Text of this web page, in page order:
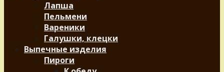
Лапша
Пельмени
Вареники
Галушки, клецки
Выпечные изделия
Пироги